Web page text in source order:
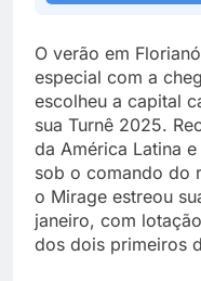
O verão em
especial com a
escolheu a capital
sua Turnê 2025.
da América Latina
sob o comando do
o Mirage estreou
janeiro, com
dos dois primeiros